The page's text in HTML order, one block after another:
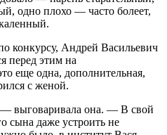
одно плохо — часто болеет,
конкурсу, Андрей Васильевич
перед этим на
еще одна, дополнительная,
с женой.
— выговаривала она. — В свой
сына даже устроить не